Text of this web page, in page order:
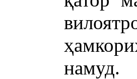
намуд.